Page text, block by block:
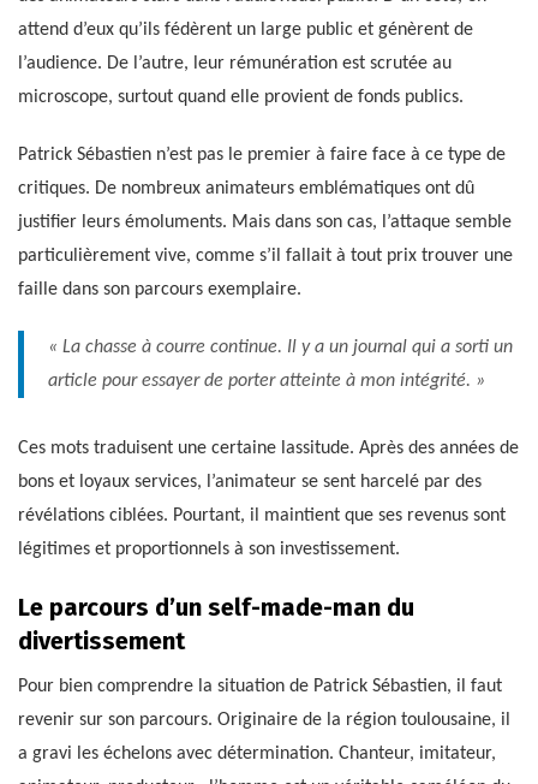
attend d’eux qu’ils fédèrent un large public et génèrent de
l’audience. De l’autre, leur rémunération est scrutée au
microscope, surtout quand elle provient de fonds publics.
Patrick Sébastien n’est pas le premier à faire face à ce type de
critiques. De nombreux animateurs emblématiques ont dû
justifier leurs émoluments. Mais dans son cas, l’attaque semble
particulièrement vive, comme s’il fallait à tout prix trouver une
faille dans son parcours exemplaire.
« La chasse à courre continue. Il y a un journal qui a sorti un
article pour essayer de porter atteinte à mon intégrité. »
Ces mots traduisent une certaine lassitude. Après des années de
bons et loyaux services, l’animateur se sent harcelé par des
révélations ciblées. Pourtant, il maintient que ses revenus sont
légitimes et proportionnels à son investissement.
Le parcours d’un self-made-man du
divertissement
Pour bien comprendre la situation de Patrick Sébastien, il faut
revenir sur son parcours. Originaire de la région toulousaine, il
a gravi les échelons avec détermination. Chanteur, imitateur,